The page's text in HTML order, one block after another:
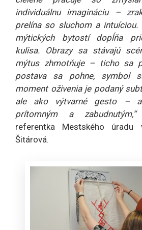
individuálnu imagináciu –
prelína so sluchom a intuíciou.
mýtických bytostí dopĺňa
kulisa. Obrazy sa stávajú
mýtus zhmotňuje – ticho sa
postava sa pohne, symbol
moment oživenia je podaný
ale ako výtvarné gesto –
prítomným a zabudnutým,“
referentka Mestského úradu
Šitárová.